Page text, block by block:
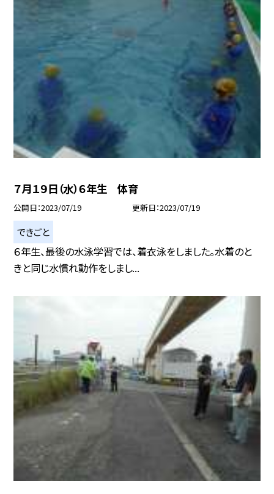
７月１９日（水）６年生 体育
公開日 2023/07/19 更新日 2023/07/19
できごと
６年生、最後の水泳学習では、着衣泳をしました。水着のと
きと同じ水慣れ動作をしまし...